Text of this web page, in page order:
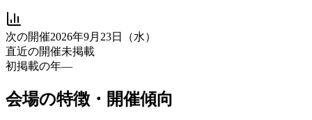
次の開催2026年9月23日（水）
直近の開催未掲載
初掲載の年—
会場の特徴・開催傾向